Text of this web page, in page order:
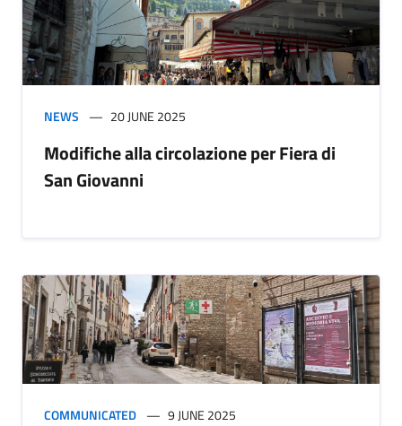
NEWS 20 JUNE 2025
Modifiche alla circolazione per Fiera di
San Giovanni
COMMUNICATED 9 JUNE 2025